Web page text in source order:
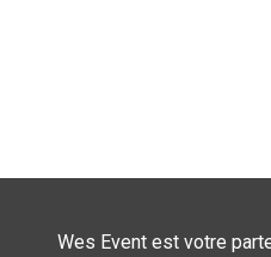
Wes Event est votre